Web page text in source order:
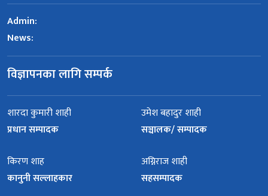
Admin:
News:
विज्ञापनका लागि सम्पर्क
शारदा कुमारी शाही
प्रधान सम्पादक
उमेश बहादुर शाही
सञ्चालक/ सम्पादक
किरण शाह
कानुनी सल्लाहकार
अग्निराज शाही
सहसम्पादक